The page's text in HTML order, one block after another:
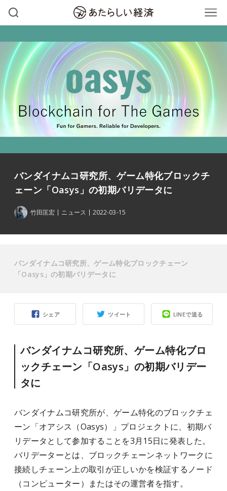
バンダイナムコ研究所、ゲーム特化ブロックチ
ェーン「Oasys」の初期バリデータに
竹田匡宏 ニュース 2022-03-15
シェア ツイート LINEで送る
バンダイナムコ研究所、ゲーム特化ブロ
ックチェーン「Oasys」の初期バリデー
タに
バンダイナムコ研究所が、ゲーム特化のブロックチェ
ーン「オアシス（Oasys）」プロジェクトに、初期バ
リデータとして参加することを3月15日に発表した。
バリデーターとは、ブロックチェーンネットワークに
接続しチェーン上の取引が正しいかを検証するノード
（コンピューター）またはその運営者を指す。
バンダイナムコ研究所、ゲーム特化ブロックチェーン
「Oasys」の初期バリデータに